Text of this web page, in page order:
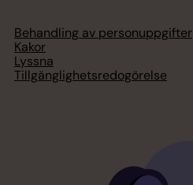
Behandling av personuppgifter
Kakor
Lyssna
Tillgänglighetsredogörelse